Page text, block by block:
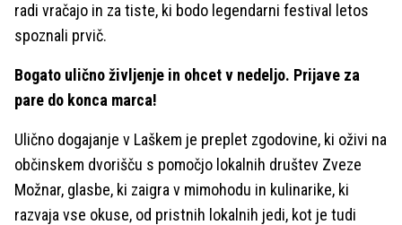
radi vračajo in za tiste, ki bodo legendarni festival letos
spoznali prvič.
Bogato ulično življenje in ohcet v nedeljo. Prijave za
pare do konca marca!
Ulično dogajanje v Laškem je preplet zgodovine, ki oživi na
občinskem dvorišču s pomočjo lokalnih društev Zveze
Možnar, glasbe, ki zaigra v mimohodu in kulinarike, ki
razvaja vse okuse, od pristnih lokalnih jedi, kot je tudi